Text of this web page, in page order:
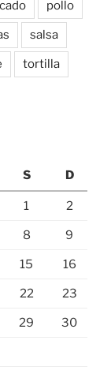
pollo
salsa
tortilla
S D
1 2
8 9
15 16
22 23
29 30